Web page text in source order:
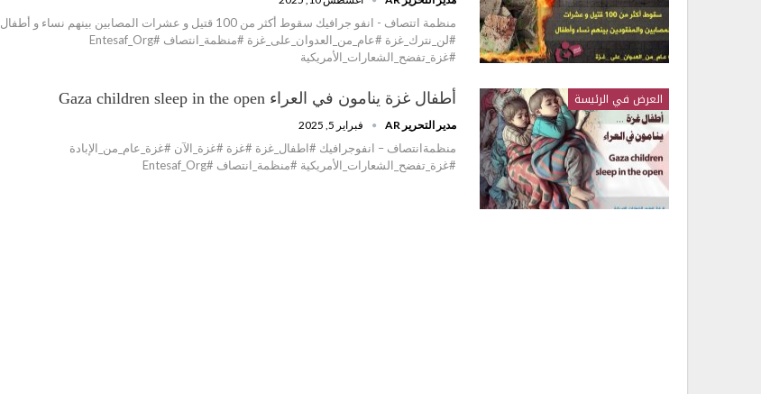
منظمة اتتصاف - انفو جرافيك سقوط أكثر من 100 قتيل و عشرات المصابين بينهم نساء و أطفال
#لن_نترك_غزة #عام_من_العدوان_على_غزة #منظمة_انتصاف #Entesaf_Org
#غزة_تفضح_الشعارات_الأمريكية
العرض في الرئيسة أطفال غزة ينامون في العراء Gaza children sleep in the open
مدير التحرير AR فبراير 5, 2025
منظمةانتصاف – انفوجرافيك #اطفال_غزة #غزة #غزة_الآن #غزة_عام_من_الإبادة
#غزة_تفضح_الشعارات_الأمريكية #منظمة_انتصاف #Entesaf_Org